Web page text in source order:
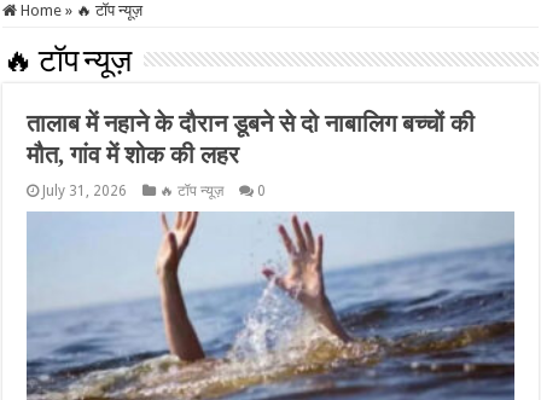
Home » 🔥 टॉप न्यूज़
🔥 टॉप न्यूज़
तालाब में नहाने के दौरान डूबने से दो नाबालिग बच्चों की
मौत, गांव में शोक की लहर
July 31, 2026 🔥 टॉप न्यूज़ 0